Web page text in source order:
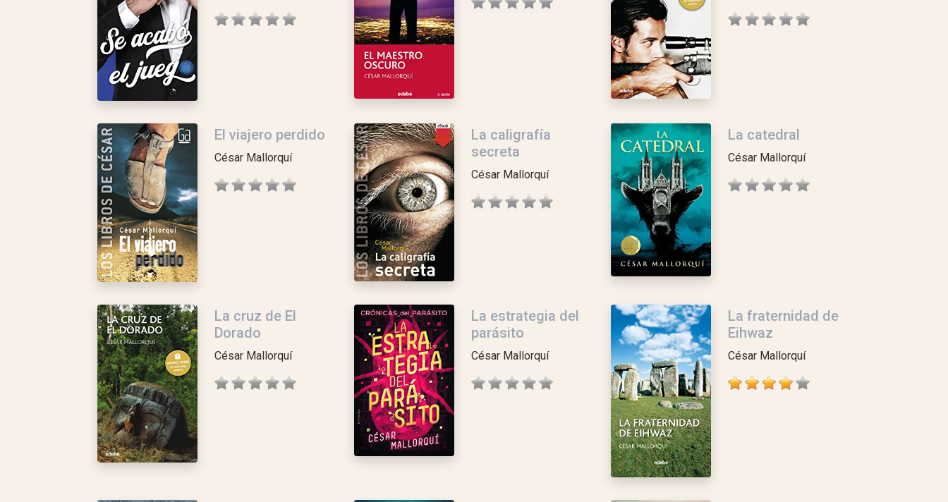
El viajero perdido
César Mallorquí
La caligrafía
secreta
César Mallorquí
La catedral
César Mallorquí
La cruz de El
Dorado
César Mallorquí
La estrategia del
parásito
César Mallorquí
La fraternidad de
Eihwaz
César Mallorquí